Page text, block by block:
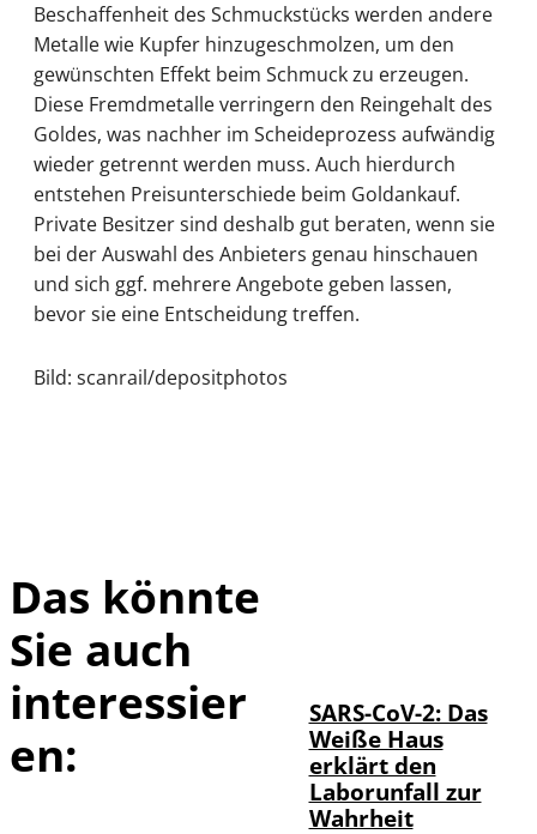
Beschaffenheit des Schmuckstücks werden andere
Metalle wie Kupfer hinzugeschmolzen, um den
gewünschten Effekt beim Schmuck zu erzeugen.
Diese Fremdmetalle verringern den Reingehalt des
Goldes, was nachher im Scheideprozess aufwändig
wieder getrennt werden muss. Auch hierdurch
entstehen Preisunterschiede beim Goldankauf.
Private Besitzer sind deshalb gut beraten, wenn sie
bei der Auswahl des Anbieters genau hinschauen
und sich ggf. mehrere Angebote geben lassen,
bevor sie eine Entscheidung treffen.
Bild: scanrail/depositphotos
Das könnte
Sie auch
interessier
en:
SARS-CoV-2: Das
Weiße Haus
erklärt den
Laborunfall zur
Wahrheit